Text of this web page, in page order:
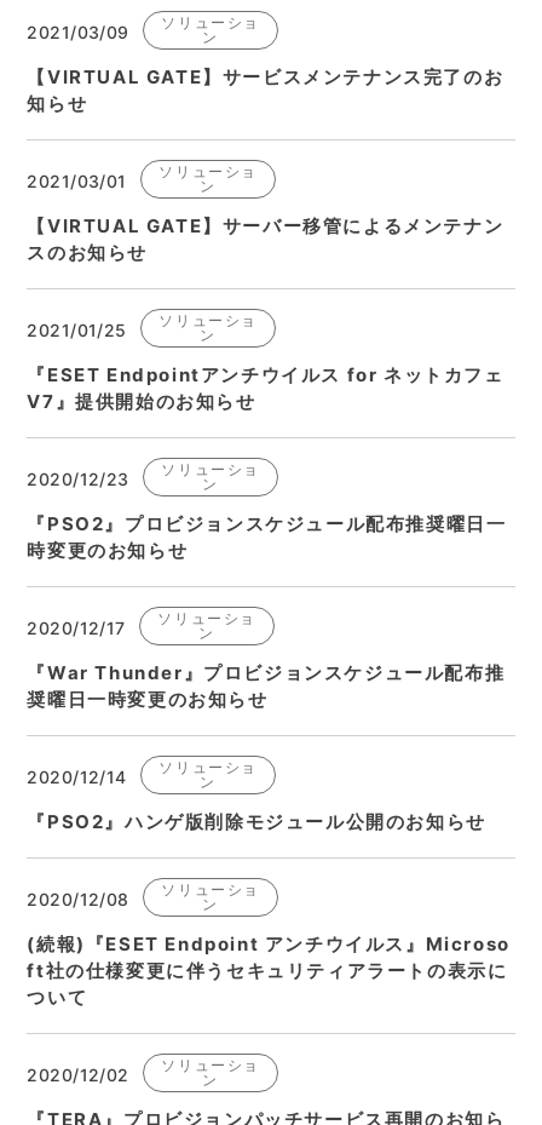
2021/03/09
ソリューショ
ン
【VIRTUAL GATE】サービスメンテナンス完了のお
知らせ
2021/03/01
ソリューショ
ン
【VIRTUAL GATE】サーバー移管によるメンテナン
スのお知らせ
2021/01/25
ソリューショ
ン
『ESET Endpointアンチウイルス for ネットカフェ
V7』提供開始のお知らせ
2020/12/23
ソリューショ
ン
『PSO2』プロビジョンスケジュール配布推奨曜日一
時変更のお知らせ
2020/12/17
ソリューショ
ン
『War Thunder』プロビジョンスケジュール配布推
奨曜日一時変更のお知らせ
2020/12/14
ソリューショ
ン
『PSO2』ハンゲ版削除モジュール公開のお知らせ
2020/12/08
ソリューショ
ン
(続報)『ESET Endpoint アンチウイルス』Microso
ft社の仕様変更に伴うセキュリティアラートの表示に
ついて
2020/12/02
ソリューショ
ン
『TERA』プロビジョンパッチサービス再開のお知ら